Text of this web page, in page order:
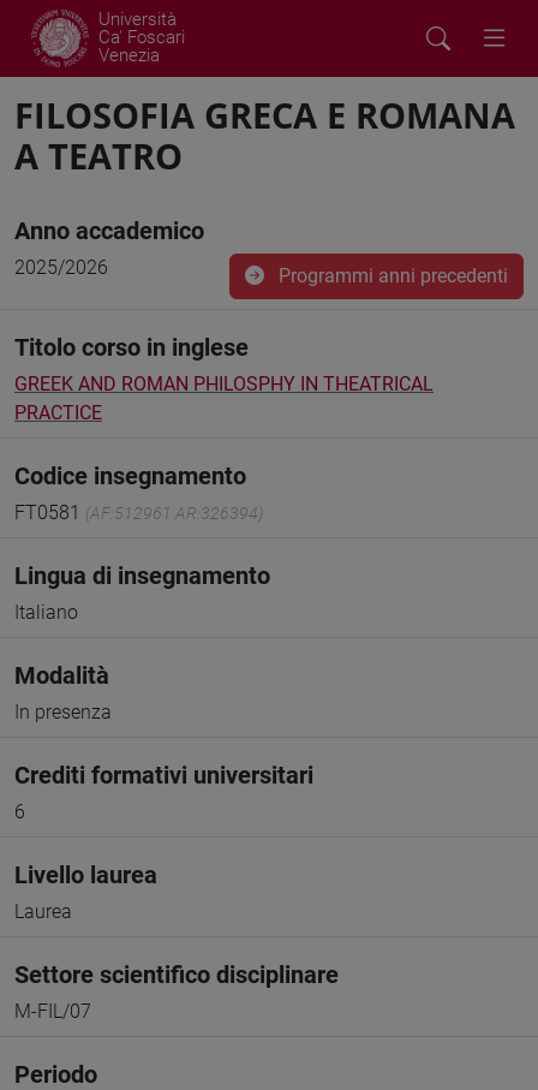
Università
Ca' Foscari
Venezia
FILOSOFIA GRECA E ROMANA
A TEATRO
Anno accademico
2025/2026 Programmi anni precedenti
Titolo corso in inglese
GREEK AND ROMAN PHILOSPHY IN THEATRICAL
PRACTICE
Codice insegnamento
FT0581 (AF:512961 AR:326394)
Lingua di insegnamento
Italiano
Modalità
In presenza
Crediti formativi universitari
6
Livello laurea
Laurea
Settore scientifico disciplinare
M-FIL/07
Periodo